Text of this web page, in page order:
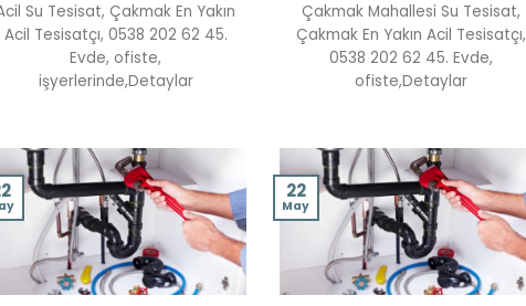
Su Tesisat, Çakmak En Yakın
Acil Tesisatçı, 0538 202 62 45.
Evde, ofiste,
işyerlerinde,Detaylar
Çakmak Mahallesi Su Tesisat,
Çakmak En Yakın Acil Tesisatçı,
0538 202 62 45. Evde,
ofiste,Detaylar
22
May